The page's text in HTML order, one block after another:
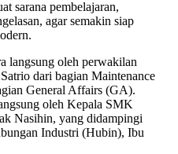
sarana pembelajaran,
agar semakin siap
langsung oleh perwakilan
dari bagian Maintenance
General Affairs (GA).
oleh Kepala SMK
Nasihin, yang didampingi
Industri (Hubin), Ibu